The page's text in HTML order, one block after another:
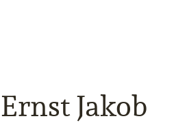
Ernst Jakob